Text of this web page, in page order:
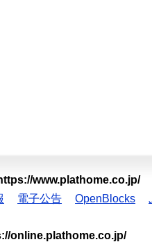
www.plathome.co.jp/
電子公告 OpenBlocks
online.plathome.co.jp/